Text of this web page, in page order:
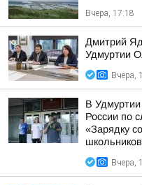
Вчера, 17:18
Дмитрий
Удмуртии
Вчера,
В
России по
«Зарядку
школьников
Вчера,